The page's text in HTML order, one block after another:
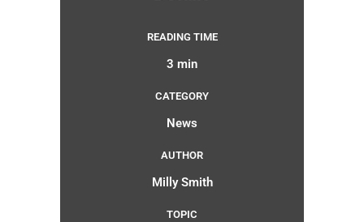
READING TIME
3 min
CATEGORY
News
AUTHOR
Milly Smith
TOPIC